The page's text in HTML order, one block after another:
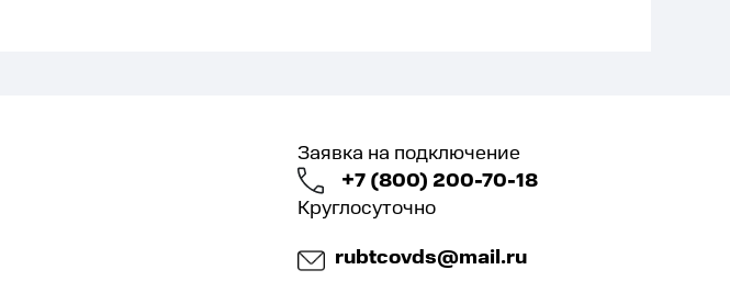
Заявка на подключение
+7 (800) 200-70-18
Круглосуточно
rubtcovds@mail.ru